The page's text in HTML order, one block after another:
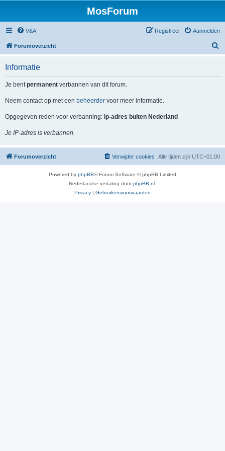
MosForum
V&A Aanmelden
Registreer
Forumoverzicht
Informatie
Je bentpermanent verbannen van dit forum.
Neem contact op met een beheerder voor meer informatie.
Opgegeven reden voor verbanning: ip-adres buiten Nederland
Je IP-adres is verbannen.
Forumoverzicht Alle tijden zijn UTC+01:00
Verwijder cookies
Powered by phpBB® Forum Software © phpBB Limited
Nederlandse vertaling doorphpBB.nl
Privacy | Gebruikersvoorwaarden